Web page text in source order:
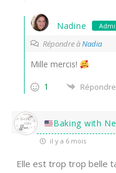
Nadine
Répondre àNadia
Mille mercis!
1
Répondre
Baking with
il y a 6 mois
Elle est trop trop belle